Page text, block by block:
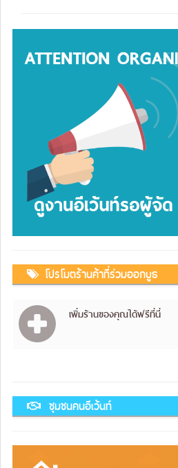
โปรโมตร้านค้าที่ร่วมออกบูธ
เพิ่มร้านของคุณได้ฟรีที่นี่
ชุมชนคนอีเว้นท์